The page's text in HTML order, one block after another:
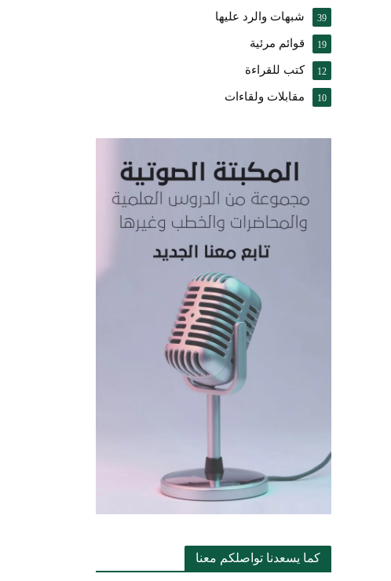
شبهات والرد عليها 39
قوائم مرئية 19
كتب للقراءة 12
مقابلات ولقاءات 10
كما يسعدنا تواصلكم معنا